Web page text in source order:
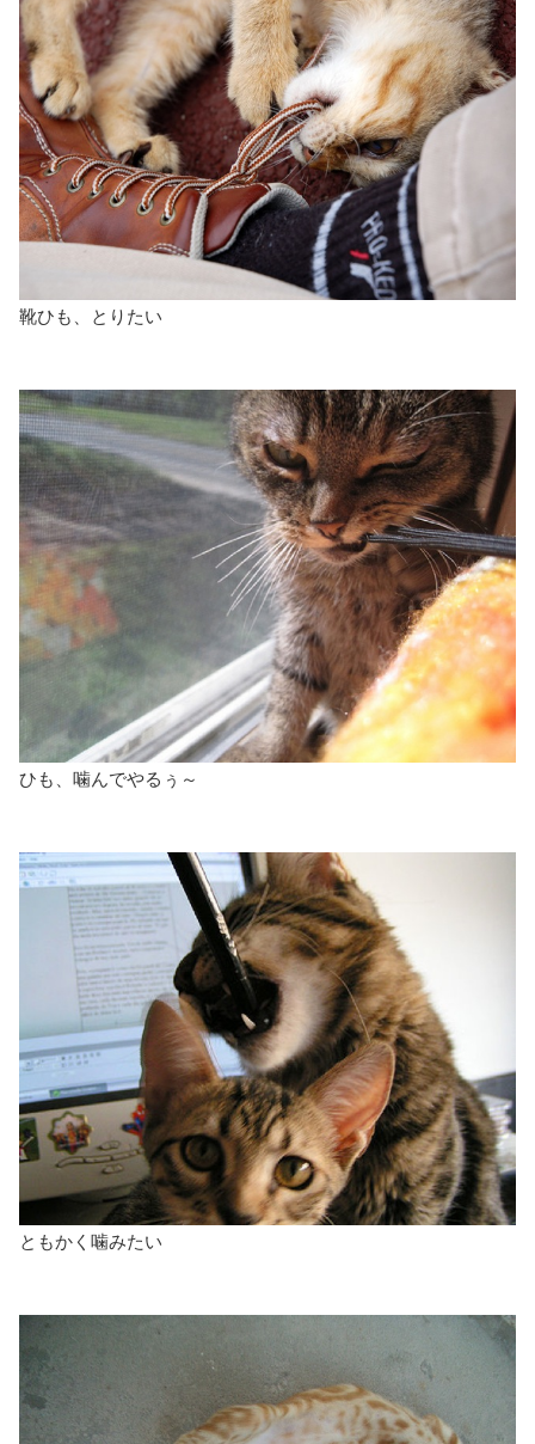
靴ひも、とりたい
ひも、噛んでやるぅ～
ともかく噛みたい